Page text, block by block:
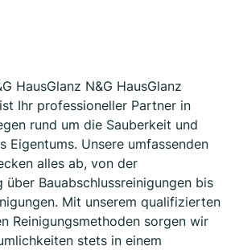
HausGlanz N&G HausGlanz
Ihr professioneller Partner in
rund um die Sauberkeit und
Eigentums. Unsere umfassenden
alles ab, von der
Bauabschlussreinigungen bis
Mit unserem qualifizierten
Reinigungsmethoden sorgen wir
stets in einem